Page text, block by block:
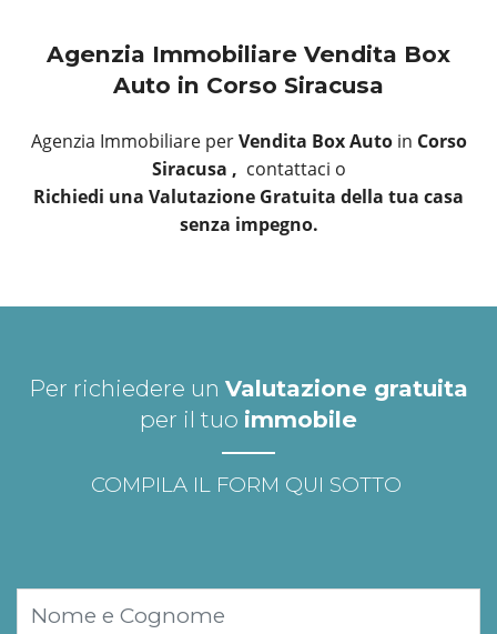
Agenzia Immobiliare Vendita Box
Auto in Corso Siracusa
Agenzia Immobiliare perVendita Box Auto in Corso
Siracusa , contattaci o
Richiedi una Valutazione Gratuita della tua casa
senza impegno.
Per richiedere un Valutazione gratuita
per il tuo immobile
COMPILA IL FORM QUI SOTTO